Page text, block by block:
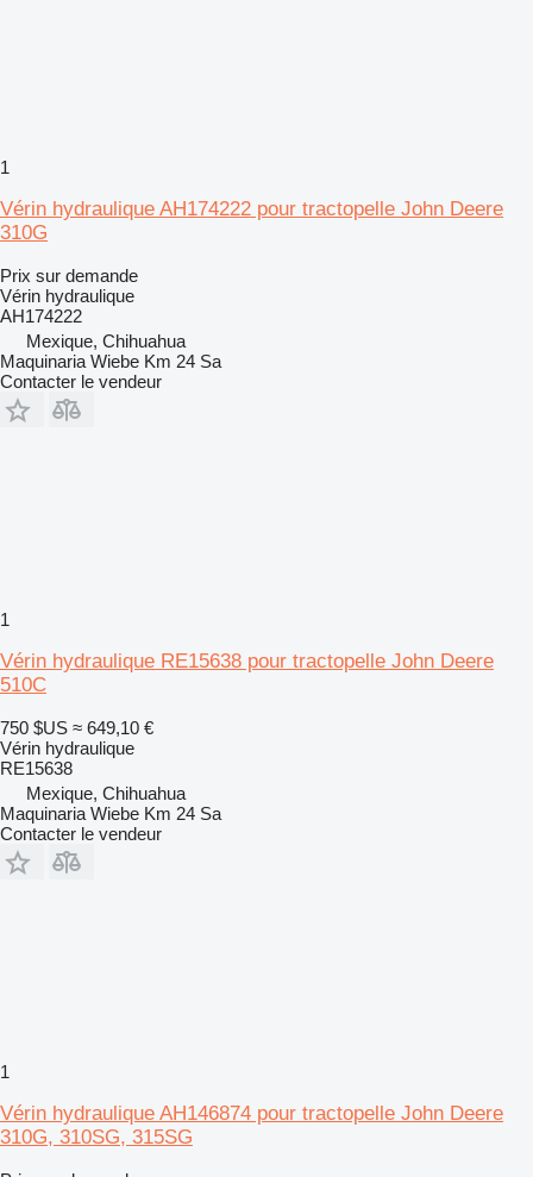
1
Vérin hydraulique AH174222 pour tractopelle John Deere
310G
Prix sur demande
Vérin hydraulique
AH174222
Mexique, Chihuahua
Maquinaria Wiebe Km 24 Sa
Contacter le vendeur
1
Vérin hydraulique RE15638 pour tractopelle John Deere
510C
750 $US ≈ 649,10 €
Vérin hydraulique
RE15638
Mexique, Chihuahua
Maquinaria Wiebe Km 24 Sa
Contacter le vendeur
1
Vérin hydraulique AH146874 pour tractopelle John Deere
310G, 310SG, 315SG